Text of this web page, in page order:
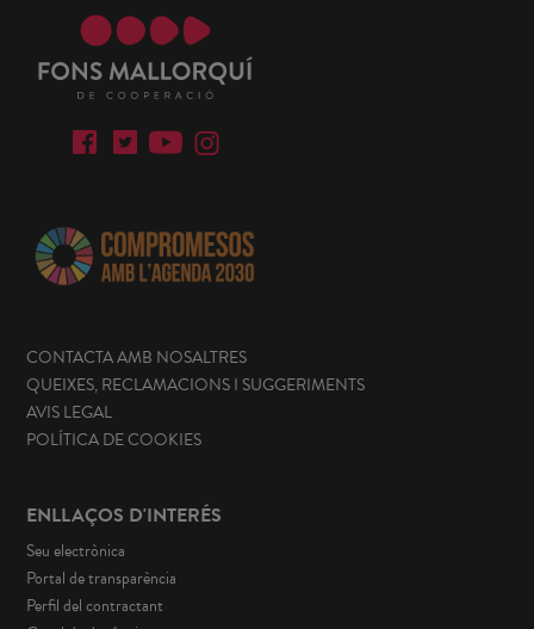
CONTACTA AMB NOSALTRES
QUEIXES, RECLAMACIONS I SUGGERIMENTS
AVIS LEGAL
POLÍTICA DE COOKIES
ENLLAÇOS D'INTERÉS
Seu electrònica
Portal de transparència
Perfil del contractant